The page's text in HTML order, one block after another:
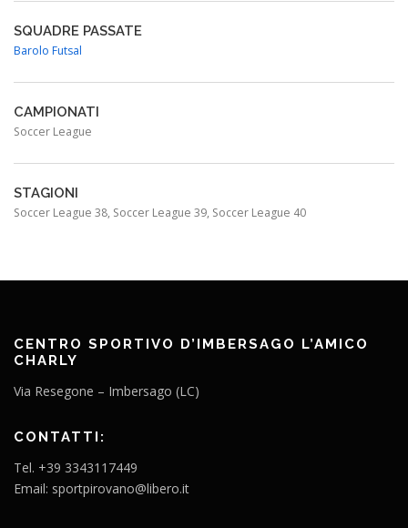
SQUADRE PASSATE
Barolo Futsal
CAMPIONATI
Soccer League
STAGIONI
Soccer League 38, Soccer League 39, Soccer League 40
CENTRO SPORTIVO D’IMBERSAGO L’AMICO
CHARLY
Via Resegone – Imbersago (LC)
CONTATTI:
Tel. +39 3343117449
Email: sportpirovano@libero.it